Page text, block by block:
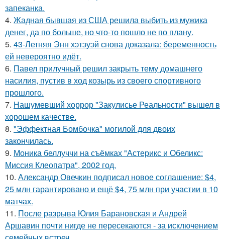
запеканка.
4. Жадная бывшая из США решила выбить из мужика
денег, да по больше, но что-то пошло не по плану.
5. 43-Летняя Энн хэтэуэй снова доказала: беременность
ей невероятно идёт.
6. Павел прилучный решил закрыть тему домашнего
насилия, пустив в ход козырь из своего спортивного
прошлого.
7. Нашумевший хоррор "Закулисье Реальности" вышел в
хорошем качестве.
8. "Эффектная Бомбочка" могилой для двоих
закончилась.
9. Моника беллуччи на съёмках "Астерикс и Обеликс:
Миссия Клеопатра", 2002 год.
10. Александр Овечкин подписал новое соглашение: $4,
25 млн гарантировано и ещё $4, 75 млн при участии в 10
матчах.
11. После разрыва Юлия Барановская и Андрей
Аршавин почти нигде не пересекаются - за исключением